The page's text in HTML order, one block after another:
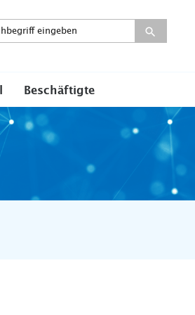
Beschäftigte